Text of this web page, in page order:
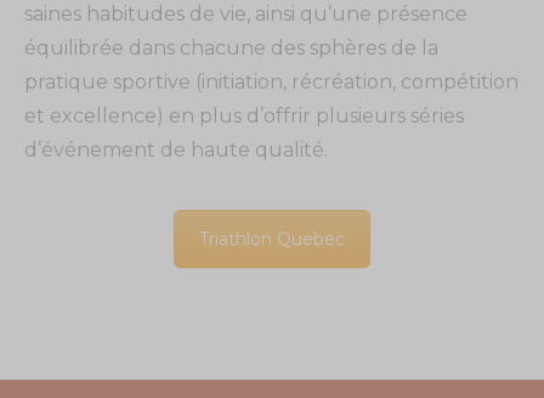
saines habitudes de vie, ainsi qu’une présence
équilibrée dans chacune des sphères de la
pratique sportive (initiation, récréation, compétition
et excellence) en plus d’offrir plusieurs séries
d’événement de haute qualité.
Triathlon Quebec